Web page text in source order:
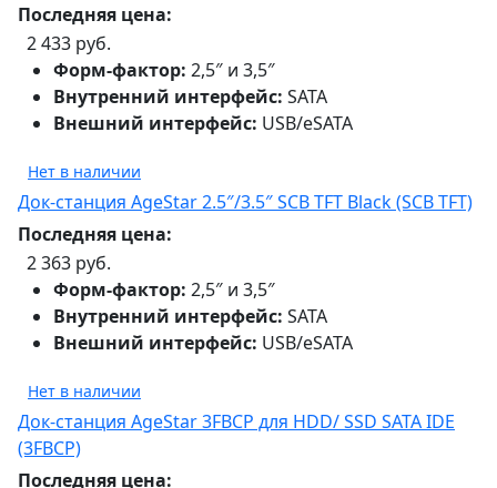
Последняя цена:
2 433 руб.
Форм-фактор: 2,5″ и 3,5″
Внутренний интерфейс: SATA
Внешний интерфейс: USB/eSATA
Нет в наличии
Док-станция AgeStar 2.5″/3.5″ SCB TFT Black (SCB TFT)
Последняя цена:
2 363 руб.
Форм-фактор: 2,5″ и 3,5″
Внутренний интерфейс: SATA
Внешний интерфейс: USB/eSATA
Нет в наличии
Док-станция AgeStar 3FBCP для HDD/ SSD SATA IDE
(3FBCP)
Последняя цена: